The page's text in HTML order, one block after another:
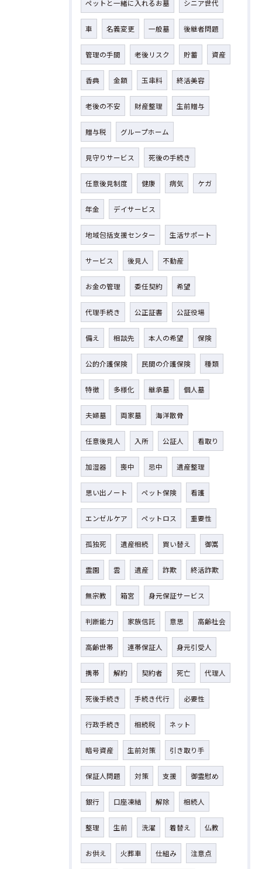
ペットと一緒に入れるお墓 シニア世代
車 名義変更 一般墓 後継者問題
管理の手間 老後リスク 貯蓄 資産
香典 金額 玉串料 終活美容
老後の不安 財産整理 生前贈与
贈与税 グループホーム
見守りサービス 死後の手続き
任意後見制度 健康 病気 ケガ
年金 デイサービス
地域包括支援センター 生活サポート
サービス 後見人 不動産
お金の管理 委任契約 希望
代理手続き 公正証書 公証役場
備え 相談先 本人の希望 保険
公的介護保険 民間の介護保険 種類
特徴 多様化 継承墓 個人墓
夫婦墓 両家墓 海洋散骨
任意後見人 入所 公証人 看取り
加湿器 喪中 忌中 遺産整理
思い出ノート ペット保険 看護
エンゼルケア ペットロス 重要性
孤独死 遺産相続 買い替え 御嵩
霊園 雲 遺産 詐欺 終活詐欺
無宗教 箱宮 身元保証サービス
判断能力 家族信託 意思 高齢社会
高齢世帯 連帯保証人 身元引受人
携帯 解約 契約者 死亡 代理人
死後手続き 手続き代行 必要性
行政手続き 相続税 ネット
暗号資産 生前対策 引き取り手
保証人問題 対策 支援 御霊慰め
銀行 口座凍結 解除 相続人
整理 生前 洗濯 着替え 仏教
お供え 火葬車 仕組み 注意点